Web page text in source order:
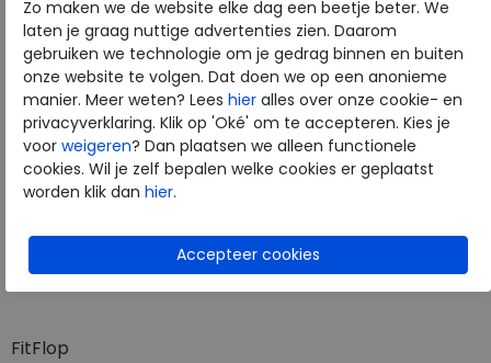
FitFlop
Merk
FitFlop
Fabrikantcode
E5J-076
Bestelcode
272.24.000008
Kleur
Taupe
Uitneembaar voetbed
nee
Hakhoogte
5.00 cm
Zo maken we de website elke dag een beetje beter. We
laten je graag nuttige advertenties zien. Daarom
gebruiken we technologie om je gedrag binnen en buiten
onze website te volgen. Dat doen we op een anonieme
manier. Meer weten? Lees hier alles over onze cookie- en
privacyverklaring. Klik op 'Oké' om te accepteren. Kies je
voor weigeren? Dan plaatsen we alleen functionele
cookies. Wil je zelf bepalen welke cookies er geplaatst
worden klik dan hier.